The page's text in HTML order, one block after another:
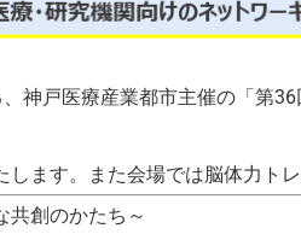
神戸医療産業都市主催の「第36
ます。また会場では脳体力ト
共創のかたち～